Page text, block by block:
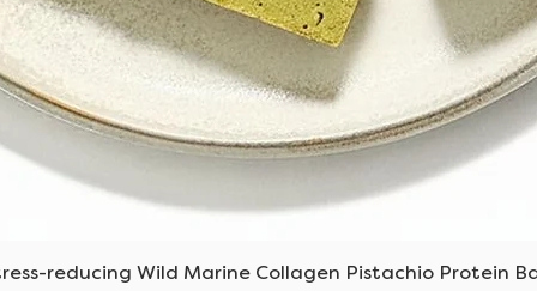
العرض السريع
reducing Wild Marine Collagen Pistachio Protein